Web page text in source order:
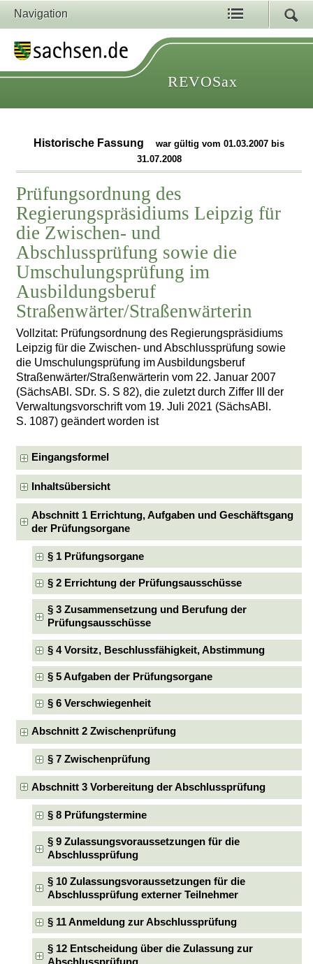
Navigation
REVOSax
Historische Fassung
war gültig vom 01.03.2007 bis
31.07.2008
Prüfungsordnung des
Regierungspräsidiums Leipzig für
die Zwischen- und
Abschlussprüfung sowie die
Umschulungsprüfung im
Ausbildungsberuf
Straßenwärter/Straßenwärterin
Vollzitat: Prüfungsordnung des Regierungspräsidiums
Leipzig für die Zwischen- und Abschlussprüfung sowie
die Umschulungsprüfung im Ausbildungsberuf
Straßenwärter/Straßenwärterin vom 22. Januar 2007
(SächsABl. SDr. S. S 82), die zuletzt durch Ziffer III der
Verwaltungsvorschrift vom 19. Juli 2021 (SächsABl.
S. 1087) geändert worden ist
Eingangsformel
Inhaltsübersicht
Abschnitt 1 Errichtung, Aufgaben und Geschäftsgang
der Prüfungsorgane
§ 1 Prüfungsorgane
§ 2 Errichtung der Prüfungsausschüsse
§ 3 Zusammensetzung und Berufung der
Prüfungsausschüsse
§ 4 Vorsitz, Beschlussfähigkeit, Abstimmung
§ 5 Aufgaben der Prüfungsorgane
§ 6 Verschwiegenheit
Abschnitt 2 Zwischenprüfung
§ 7 Zwischenprüfung
Abschnitt 3 Vorbereitung der Abschlussprüfung
§ 8 Prüfungstermine
§ 9 Zulassungsvoraussetzungen für die
Abschlussprüfung
§ 10 Zulassungsvoraussetzungen für die
Abschlussprüfung externer Teilnehmer
§ 11 Anmeldung zur Abschlussprüfung
§ 12 Entscheidung über die Zulassung zur